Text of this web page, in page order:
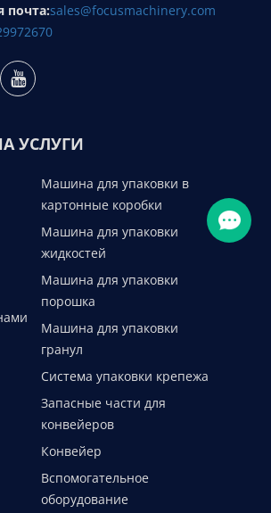
почта:sales@focusmachinery.com
УСЛУГИ
Машина для упаковки в
картонные коробки
Машина для упаковки
жидкостей
Машина для упаковки
порошка
Машина для упаковки
гранул
Система упаковки крепежа
Запасные части для
конвейеров
Конвейер
Вспомогательное
оборудование